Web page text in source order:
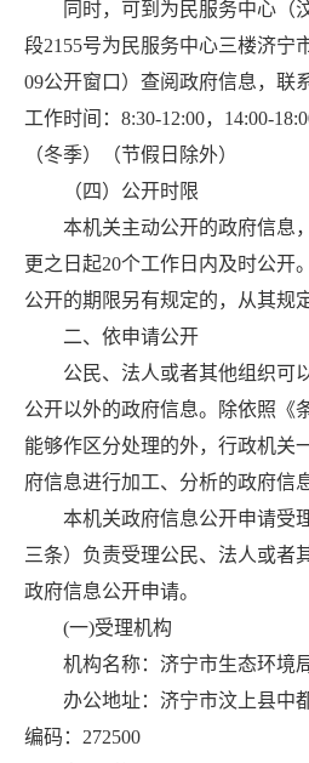
同时，可到为民服务中心（
段2155号为民服务中心三楼济宁
09公开窗口）查阅政府信息，联
工作时间：8:30-12:00，14:00-
（冬季）（节假日除外）
（四）公开时限
本机关主动公开的政府信息
更之日起20个工作日内及时公开
公开的期限另有规定的，从其规定
二、依申请公开
公民、法人或者其他组织可
公开以外的政府信息。除依照《
能够作区分处理的外，行政机关
府信息进行加工、分析的政府信息
本机关政府信息公开申请受
三条）负责受理公民、法人或者
政府信息公开申请。
(一)受理机构
机构名称：济宁市生态环境
办公地址：济宁市汶上县中
编码：272500